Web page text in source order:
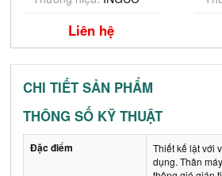
Liên hệ
CHI TIẾT SẢN PHẨM
THÔNG SỐ KỸ THUẬT
Đặc điểm
Thiết kế lật với
dụng. Thân